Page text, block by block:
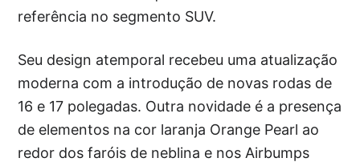
referência no segmento SUV.
Seu design atemporal recebeu uma atualização
moderna com a introdução de novas rodas de
16 e 17 polegadas. Outra novidade é a presença
de elementos na cor laranja Orange Pearl ao
redor dos faróis de neblina e nos Airbumps